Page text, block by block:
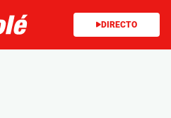
DIRECTO